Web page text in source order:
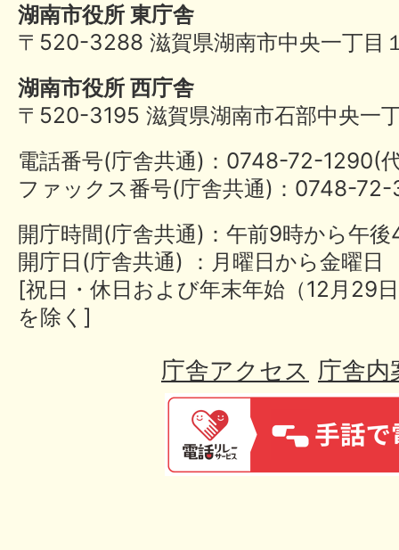
湖南市役所 東庁舎
〒520-3288 滋賀県湖南市中央一丁目
湖南市役所 西庁舎
〒520-3195 滋賀県湖南市石部中央一
電話番号(庁舎共通)：0748-72-
ファックス番号(庁舎共通)：0748-
開庁時間(庁舎共通)：午前9時から午
開庁日(庁舎共通) ：月曜日から金曜日
[祝日・休日および年末年始（12月29
を除く]
庁舎アクセス 庁舎内